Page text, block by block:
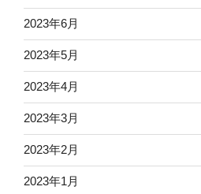
2023年6月
2023年5月
2023年4月
2023年3月
2023年2月
2023年1月